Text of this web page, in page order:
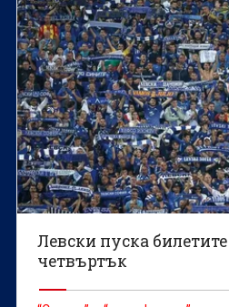
Левски пуска
четвъртък